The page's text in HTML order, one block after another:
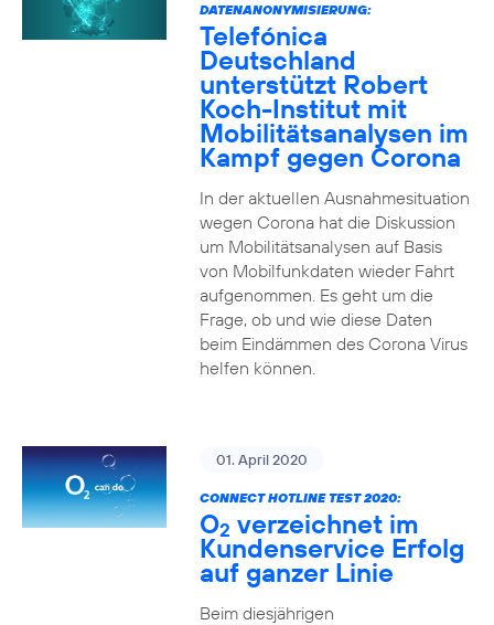
DATENANONYMISIERUNG:
Telefónica
Deutschland
unterstützt Robert
Koch-Institut mit
Mobilitätsanalysen im
Kampf gegen Corona
In der aktuellen Ausnahmesituation
wegen Corona hat die Diskussion
um Mobilitätsanalysen auf Basis
von Mobilfunkdaten wieder Fahrt
aufgenommen. Es geht um die
Frage, ob und wie diese Daten
beim Eindämmen des Corona Virus
helfen können.
01. April 2020
CONNECT HOTLINE TEST 2020:
O2 verzeichnet im
Kundenservice Erfolg
auf ganzer Linie
Beim diesjährigen